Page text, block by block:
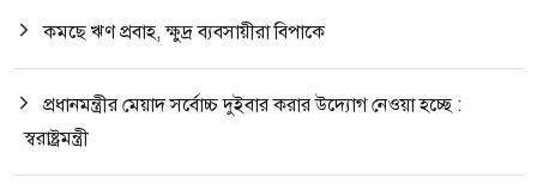
কমছে ঋণ প্রবাহ, ক্ষুদ্র ব্যবসায়ীরা বিপাকে
প্রধানমন্ত্রীর মেয়াদ সর্বোচ্চ দুইবার করার উদ্যোগ নেওয়া হচ্ছে :
স্বরাষ্ট্রমন্ত্রী